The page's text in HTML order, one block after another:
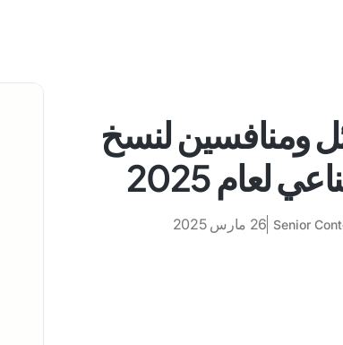
10 بدائل ومنافسين لنسخ
لعام 2025
Senior 26 مارس 2025